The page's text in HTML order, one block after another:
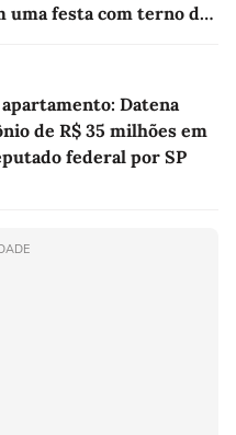
uma festa com terno de
Datena
de R$ 35 milhões em
federal por SP